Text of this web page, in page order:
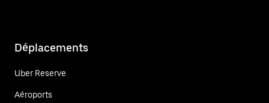
Déplacements
Uber Reserve
Aéroports